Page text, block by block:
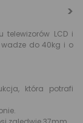
telewizorów LCD i
do 40kg i o
która potrafi